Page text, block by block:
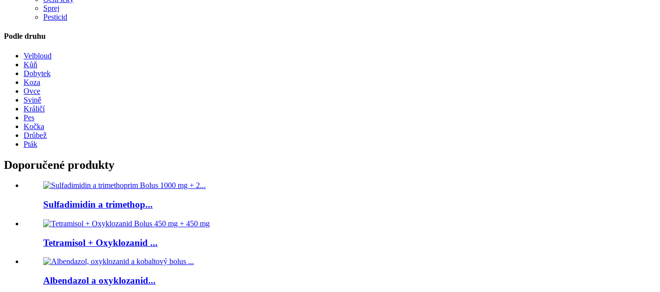
Sprej
Pesticid
Podle druhu
Velbloud
Kůň
Dobytek
Koza
Ovce
Svině
Králičí
Pes
Kočka
Drůbež
Pták
Doporučené produkty
Sulfadimidin a trimethop...
Tetramisol + Oxyklozanid ...
Albendazol a oxyklozanid...